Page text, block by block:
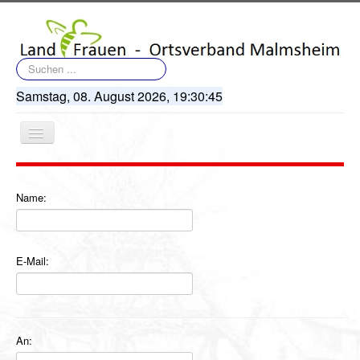
Suchen
...
Samstag, 08. August 2026, 19:30:45
Navigation
Startseite
Bildergalerie
Name:
E-Mail:
An: